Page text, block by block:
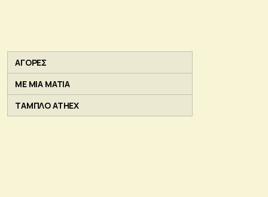
ΑΓΟΡΕΣ
ΜΕ ΜΙΑ ΜΑΤΙΑ
ΤΑΜΠΛΟ ATHEX